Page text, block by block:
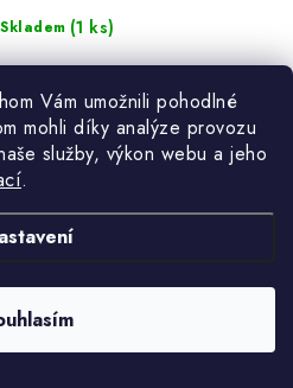
Vám umožnili pohodlné
mohli díky analýze provozu
služby, výkon webu a jeho
.
Skladem (1 ks)
prostorná a velká madla
její moderní vzhled.